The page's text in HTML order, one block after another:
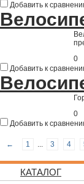
Добавить к
0
Добавить к
0
Добавить к
← 1 ... 3 4
КАТАЛОГ